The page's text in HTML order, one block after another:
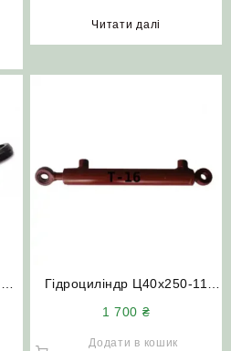
Читати далі
Гідроциліндр Ц40х250-11
1 700 ₴
Додати в кошик